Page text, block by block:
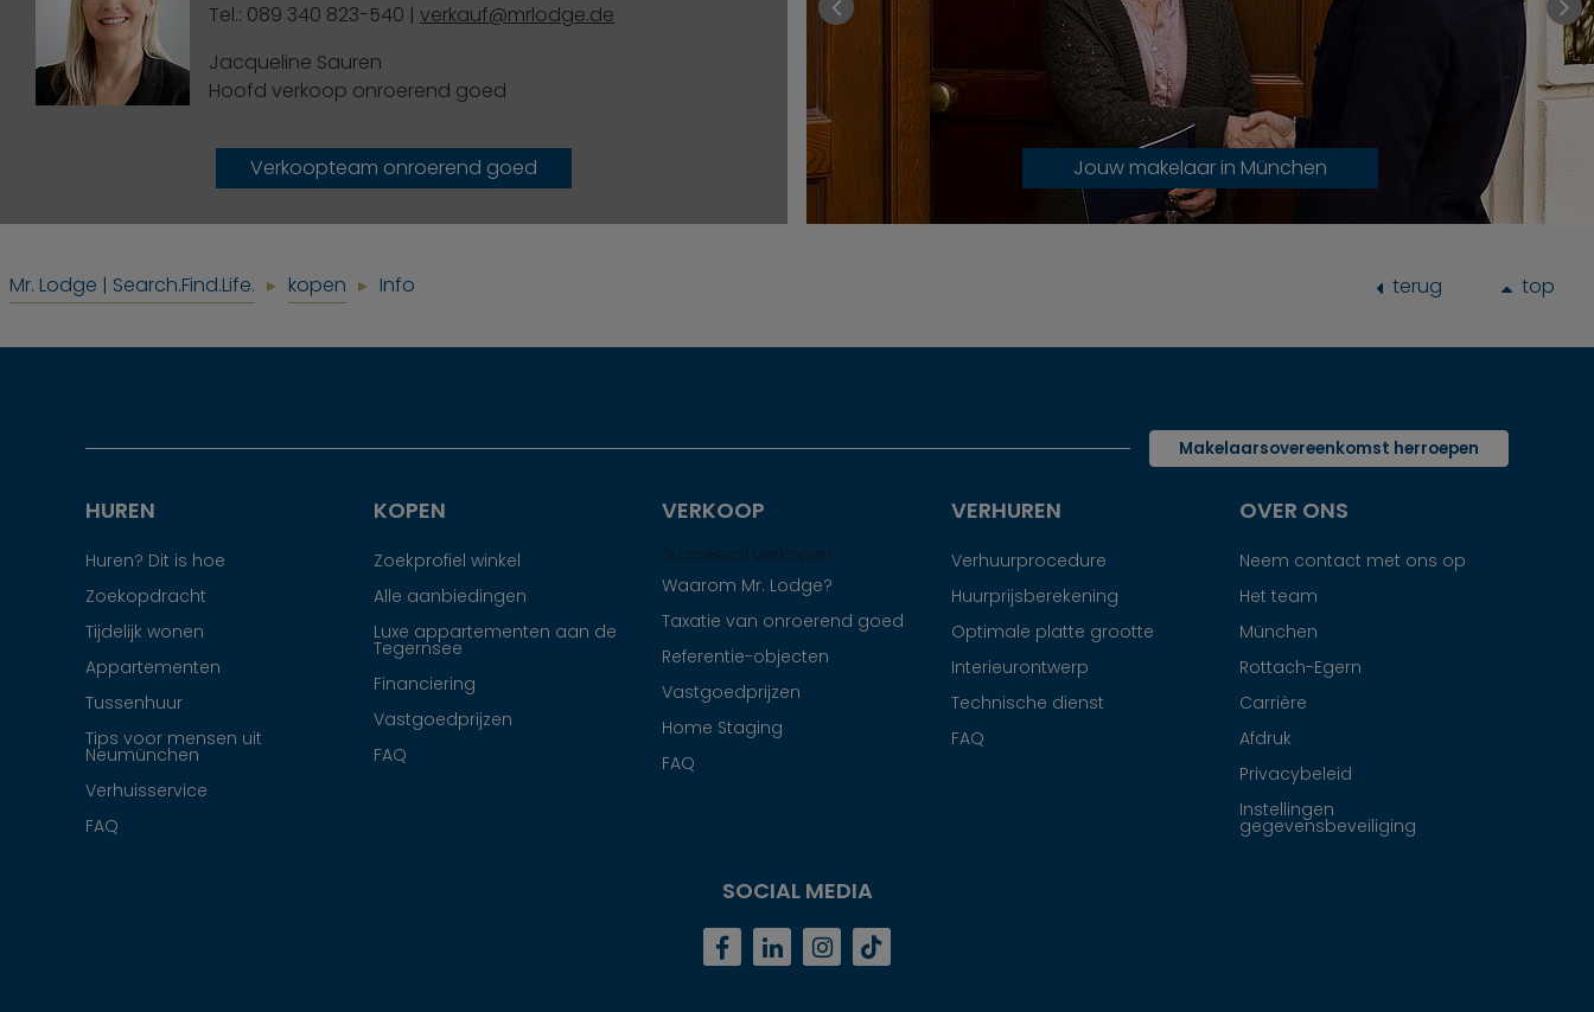
Tel.: 089 340 823-540 | verkauf@mrlodge.de
Jacqueline Sauren
Hoofd verkoop onroerend goed
Verkoopteam onroerend goed Jouw makelaar in München
Mr. Lodge | Search.Find.Life. kopen Info terug top
Makelaarsovereenkomst herroepen
HUREN
Huren? Dit is hoe
Zoekopdracht
Tijdelijk wonen
Appartementen
Tussenhuur
Tips voor mensen uit
Neumünchen
Verhuisservice
FAQ
KOPEN
Zoekprofiel winkel
Alle aanbiedingen
Luxe appartementen aan de
Tegernsee
Financiering
Vastgoedprijzen
FAQ
VERKOOP
Succesvol verkopen
Waarom Mr. Lodge?
Taxatie van onroerend goed
Referentie-objecten
Vastgoedprijzen
Home Staging
FAQ
VERHUREN
Verhuurprocedure
Huurprijsberekening
Optimale platte grootte
Interieurontwerp
Technische dienst
FAQ
OVER ONS
Neem contact met ons op
Het team
München
Rottach-Egern
Carrière
Afdruk
Privacybeleid
Instellingen
gegevensbeveiliging
SOCIAL MEDIA